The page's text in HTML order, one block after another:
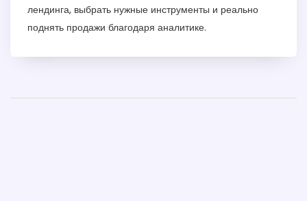
лендинга, выбрать нужные инструменты и реально
поднять продажи благодаря аналитике.